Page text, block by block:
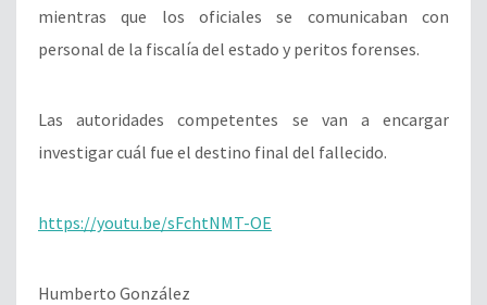
mientras que los oficiales se comunicaban con
personal de la fiscalía del estado y peritos forenses.
Las autoridades competentes se van a encargar
investigar cuál fue el destino final del fallecido.
https://youtu.be/sFchtNMT-OE
Humberto González